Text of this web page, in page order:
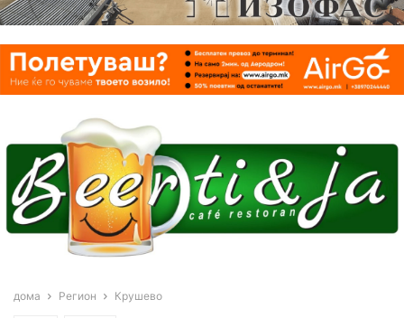
дома Регион Крушево